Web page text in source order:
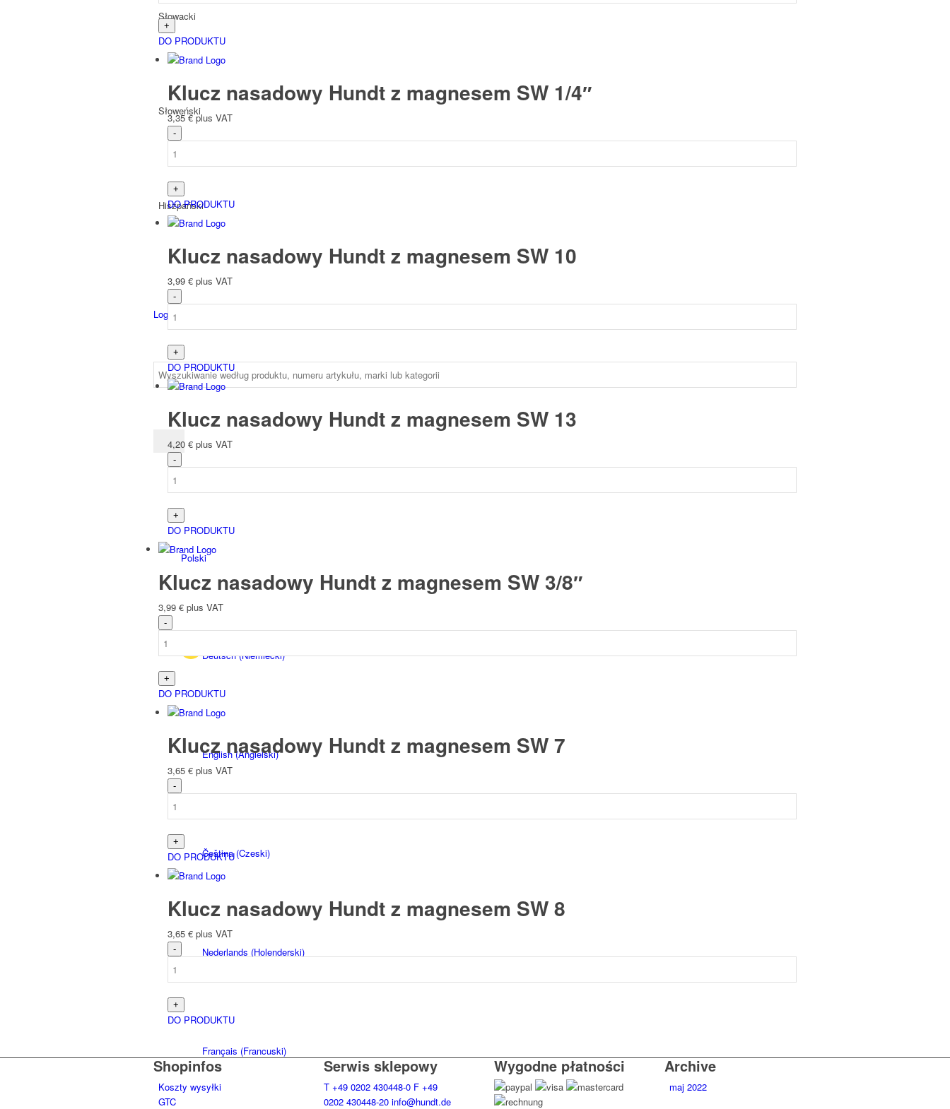
Słowacki
Słoweński
Hiszpański
Login
Polski
Deutsch(Niemiecki)
English(Angielski)
Čeština(Czeski)
Nederlands (Holenderski)
Français (Francuski)
DO PRODUKTU
Klucz nasadowy Hundt z magnesem SW 1/4″
3,35€ plus VAT
DO PRODUKTU
Klucz nasadowy Hundt z magnesem SW 10
3,99 € plus VAT
DO PRODUKTU
Klucz nasadowy Hundt z magnesem SW 13
4,20 € plus VAT
DO PRODUKTU
Klucz nasadowy Hundt z magnesem SW 3/8″
3,99 € plus VAT
DO PRODUKTU
Klucz nasadowy Hundt z magnesem SW 7
3,65 € plus VAT
DO PRODUKTU
Klucz nasadowy Hundt z magnesem SW 8
3,65 € plus VAT
DO PRODUKTU
Shopinfos
Koszty wysyłki
GTC
Serwis sklepowy
T+49 0202 430448-0 F+49
0202 430448-20 info@hundt.de
Wygodne płatności Archive
maj 2022